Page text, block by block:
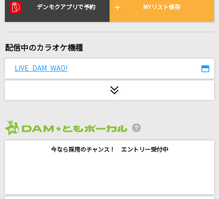
リアルタイムで歌われている曲の一覧
[プロオケ]for you...
ホログラム
デンモクアプリで予約 MYリスト保存
配信中のカラオケ機種
LIVE DAM WAO!
今なら採用のチャンス！ エントリー受付中